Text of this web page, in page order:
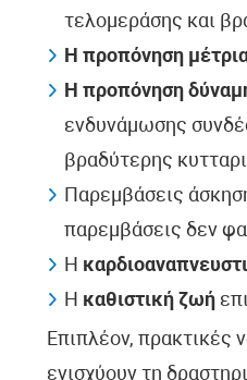
τελομεράσης και
Η προπόνηση
Η προπόνηση
ενδυνάμωσης
βραδύτερης
Παρεμβάσεις
παρεμβάσεις δεν
Η
Η καθιστική ζωή
Επιπλέον,
ενισχύουν τη